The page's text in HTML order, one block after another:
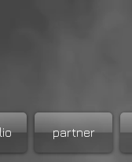
partner